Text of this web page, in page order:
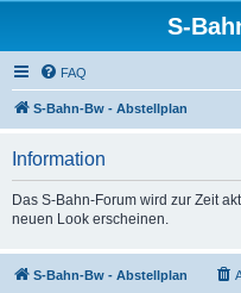
S-
FAQ
S-Bahn-Bw - Abstellplan
Information
Das S-Bahn-Forum wird zur Zeit
neuen Look erscheinen.
S-Bahn-Bw - Abstellplan